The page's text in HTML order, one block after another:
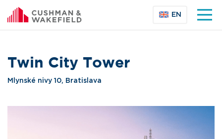
EN
Twin City Tower
Mlynské nivy 10, Bratislava